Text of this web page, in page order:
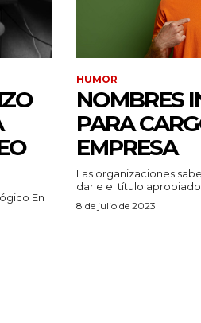
En
HUMOR
NOMBRES
PARA
EMPRESA
Las organizaciones
darle el título apropiado
8 de julio de 2023